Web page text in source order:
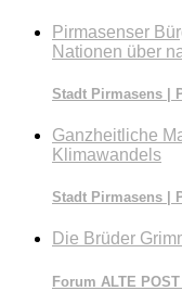
Pirmasenser
Nationen über
Stadt Pirmasens |
Ganzheitliche
Klimawandels
Stadt Pirmasens |
Die Brüder
Forum ALTE